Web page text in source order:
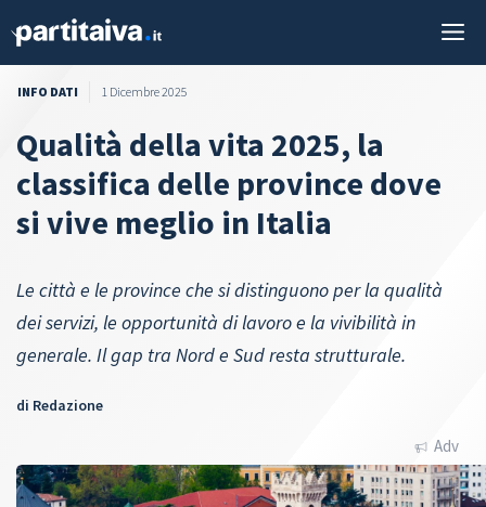
INFO DATI 1 Dicembre 2025
Qualità della vita 2025, la
classifica delle province dove
si vive meglio in Italia
Le città e le province che si distinguono per la qualità
dei servizi, le opportunità di lavoro e la vivibilità in
generale. Il gap tra Nord e Sud resta strutturale.
di Redazione
Adv